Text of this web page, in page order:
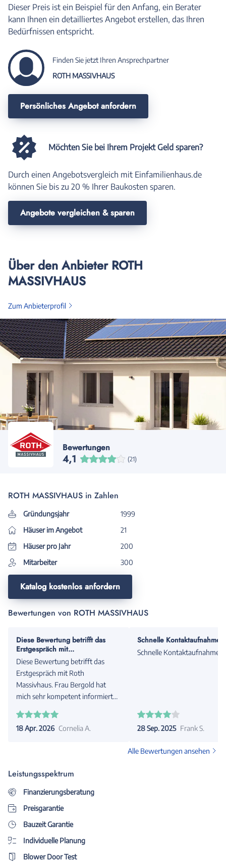
Dieser Preis ist ein Beispiel für den Anfang, ein Berater
kann Ihnen ein detailliertes Angebot erstellen, das Ihren
Bedürfnissen entspricht.
Finden Sie jetzt Ihren Ansprechpartner
ROTH MASSIVHAUS
Persönliches Angebot anfordern
Möchten Sie bei Ihrem Projekt Geld sparen?
Durch einen Angebotsvergleich mit Einfamilienhaus.de
können Sie bis zu 20 % Ihrer Baukosten sparen.
Angebote vergleichen & sparen
Über den Anbieter ROTH
MASSIVHAUS
Zum Anbieterprofil
Bewertungen
4,1 (21)
ROTH MASSIVHAUS in Zahlen
Gründungsjahr
1999
Häuser im Angebot
21
Häuser pro Jahr
200
Mitarbeiter
300
Katalog kostenlos anfordern
Bewertungen von ROTH MASSIVHAUS
Diese Bewertung betrifft das
Erstgespräch mit...
Diese Bewertung betrifft das
Erstgespräch mit Roth
Massivhaus. Frau Bergold hat
mich sehr kompetent informiert
sie auf die Besonderheiten des
Baugrunds eingegangen ist.
18 Apr. 2026 Cornelia A.
Schnelle Kontaktaufnahme
Schnelle Kontaktaufnahme
28 Sep. 2025 Frank S.
Alle Bewertungen ansehen
Leistungsspektrum
Finanzierungsberatung
Preisgarantie
Bauzeit Garantie
Individuelle Planung
Blower Door Test